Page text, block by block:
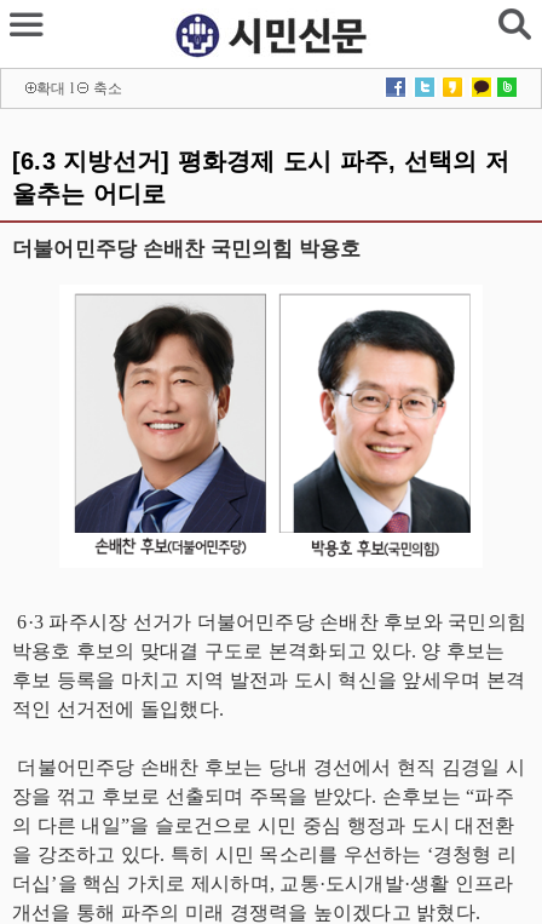
확대 l 축소
[6.3 지방선거] 평화경제 도시 파주, 선택의 저
울추는 어디로
더불어민주당 손배찬 국민의힘 박용호
6·3 파주시장 선거가 더불어민주당 손배찬 후보와 국민의힘
박용호 후보의 맞대결 구도로 본격화되고 있다. 양 후보는
후보 등록을 마치고 지역 발전과 도시 혁신을 앞세우며 본격
적인 선거전에 돌입했다.
더불어민주당 손배찬 후보는 당내 경선에서 현직 김경일 시
장을 꺾고 후보로 선출되며 주목을 받았다. 손후보는 “파주
의 다른 내일”을 슬로건으로 시민 중심 행정과 도시 대전환
을 강조하고 있다. 특히 시민 목소리를 우선하는 ‘경청형 리
더십’을 핵심 가치로 제시하며, 교통·도시개발·생활 인프라
개선을 통해 파주의 미래 경쟁력을 높이겠다고 밝혔다.